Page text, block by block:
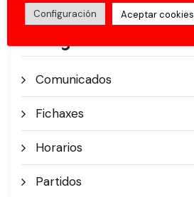
Comunicados
Fichaxes
Horarios
Partidos
Configuración Aceptar cookies